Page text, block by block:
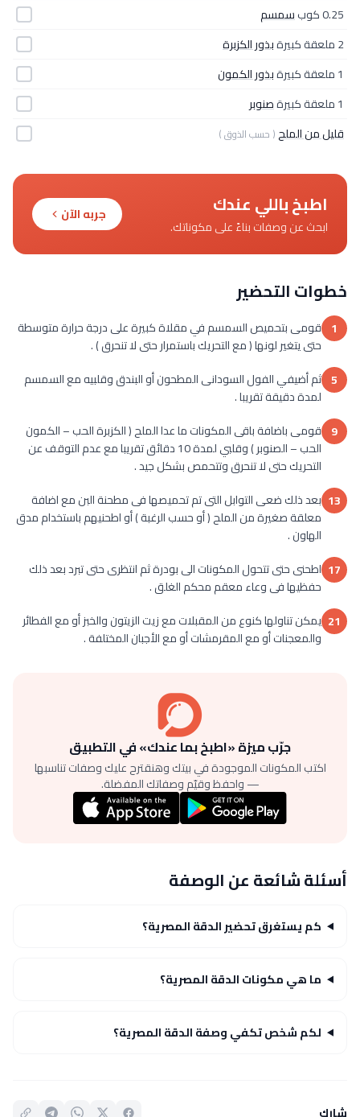
0.25 كوب
سمسم
2 ملعقة كبيرة
بذور الكزبرة
1 ملعقة كبيرة
بذور الكمون
1 ملعقة كبيرة
صنوبر
قليل من الملح( حسب الذوق )
اطبخ باللي عندك
ابحث عن وصفات بناءً على مكوناتك.
جربه الآن
خطوات التحضير
1 قومى بتحميص السمسم في مقلاة كبيرة على درجة حرارة متوسطة
حتى يتغير لونها ( مع التحريك باستمرار حتى لا تنحرق ) .
5 ثم أضيفي الفول السودانى المطحون أو البندق وقلبيه مع السمسم
لمدة دقيقة تقريبا .
9 قومى باضافة باقى المكونات ما عدا الملح ( الكزبرة الحب – الكمون
الحب – الصنوبر ) وقلبي لمدة 10 دقائق تقريبا مع عدم التوقف عن
التحريك حتى لا تنحرق وتتحمص بشكل جيد .
13 بعد ذلك ضعى التوابل التى تم تحميصها فى مطحنة البن مع اضافة
معلقة صغيرة من الملح ( أو حسب الرغبة ) أو اطحنيهم باستخدام مدق
الهاون .
17 اطحنى حتى تتحول المكونات الى بودرة ثم انتظرى حتى تبرد بعد ذلك
حفظيها فى وعاء معقم محكم الغلق .
21 يمكن تناولها كنوع من المقبلات مع زيت الزيتون والخبز أو مع الفطائر
والمعجنات أو مع المقرمشات أو مع الأجبان المختلفة .
جرّب ميزة «اطبخ بما عندك» في التطبيق
اكتب المكونات الموجودة في بيتك وهنقترح عليك وصفات تناسبها
— واحفظ وقيّم وصفاتك المفضلة.
أسئلة شائعة عن الوصفة
كم يستغرق تحضير الدقة المصرية؟
ما هي مكونات الدقة المصرية؟
لكم شخص تكفي وصفة الدقة المصرية؟
شارك